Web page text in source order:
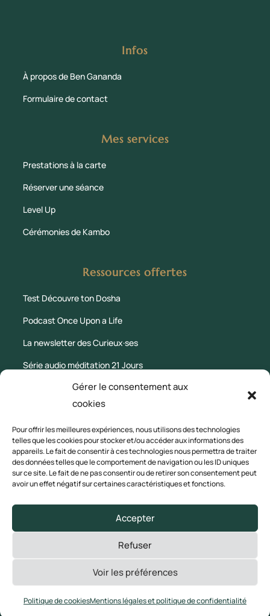
Gérer le consentement aux
cookies
Pour offrir les meilleures expériences, nous utilisons des technologies
telles que les cookies pour stocker et/ou accéder aux informations des
appareils. Le fait de consentir à ces technologies nous permettra de traiter
des données telles que le comportement de navigation ou les ID uniques
sur ce site. Le fait de ne pas consentir ou de retirer son consentement peut
avoir un effet négatif sur certaines caractéristiques et fonctions.
Accepter
Refuser
Voir les préférences
Politique de cookiesMentions légales et politique de confidentialité
Infos
À propos de Ben Gananda
Formulaire de contact
Mes services
Prestations à la carte
Réserver une séance
Level Up
Cérémonies de Kambo
Ressources offertes
Test Découvre ton Dosha
Podcast Once Upon a Life
La newsletter des Curieux·ses
Série audio méditation 21 Jours
Mentions légales
CGV
Politique de confidentialité
© 2020-2024 BEN GANANDA